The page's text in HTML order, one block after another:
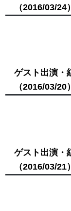
（2016/03/24）
ゲスト出演・
（2016/03/20）
ゲスト出演・
（2016/03/21）